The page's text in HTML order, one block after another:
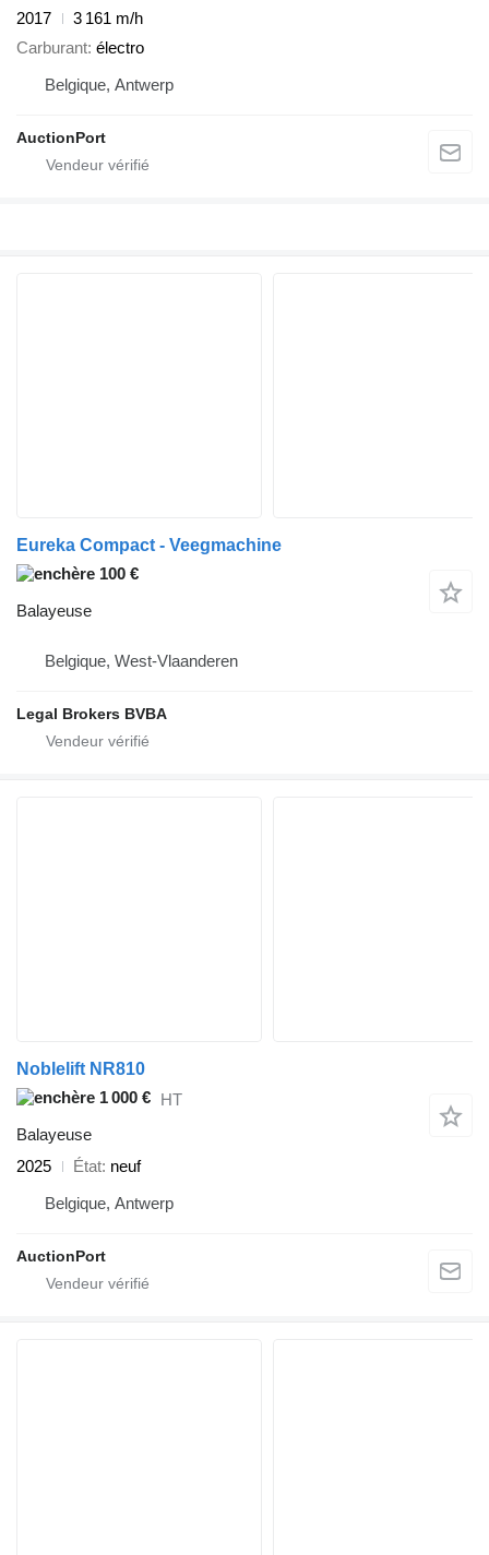
2017
3 161 m/h
Carburant électro
Belgique, Antwerp
AuctionPort
Eureka Compact - Veegmachine
100 €
Balayeuse
Belgique, West-Vlaanderen
Legal Brokers BVBA
Noblelift NR810
1 000 € HT
Balayeuse
2025
État neuf
Belgique, Antwerp
AuctionPort